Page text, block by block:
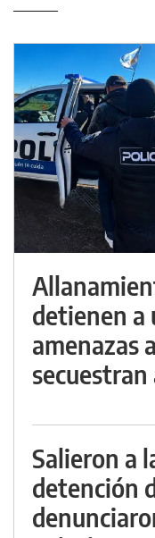
detienen a
amenazas
secuestran
Salieron a
detención